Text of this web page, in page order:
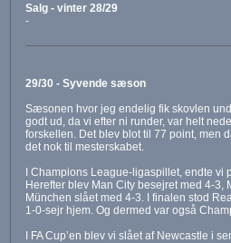
Salg - vinter 28/29
-
29/30 - Syvende sæson
Sæsonen hvor jeg endelig fik skovlen
godt ud, da vi efter ni runder, var helt
forskellen. Det blev blot til 77 point, men
det nok til mesterskabet.
I Champions League-ligaspillet, endte vi
Herefter blev Man City besejret med 4-3,
München slået med 4-3. I finalen stod
1-0-sejr hjem. Og dermed var også
I FA Cup’en blev vi slået af Newcastle i